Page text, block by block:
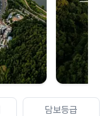
담보등급